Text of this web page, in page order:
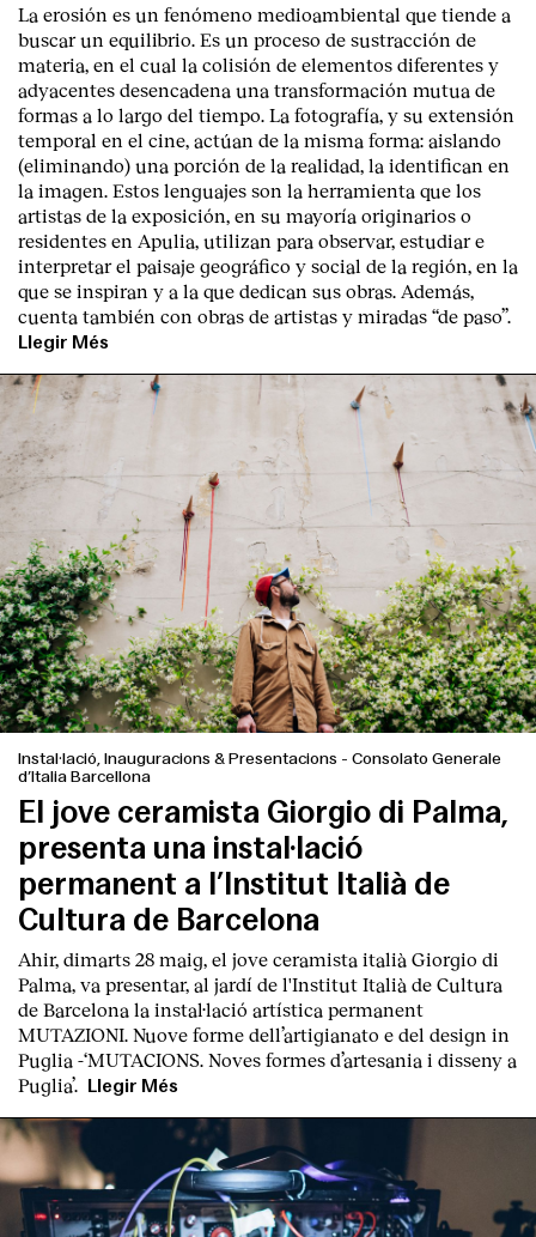
La erosión es un fenómeno medioambiental que tiende a
buscar un equilibrio. Es un proceso de sustracción de
materia, en el cual la colisión de elementos diferentes y
adyacentes desencadena una transformación mutua de
formas a lo largo del tiempo. La fotografía, y su extensión
temporal en el cine, actúan de la misma forma: aislando
(eliminando) una porción de la realidad, la identifican en
la imagen. Estos lenguajes son la herramienta que los
artistas de la exposición, en su mayoría originarios o
residentes en Apulia, utilizan para observar, estudiar e
interpretar el paisaje geográfico y social de la región, en la
que se inspiran y a la que dedican sus obras. Además,
cuenta también con obras de artistas y miradas “de paso”.
Llegir Més
Instal·lació, Inauguracions & Presentacions - Consolato Generale
d’Italia Barcellona
El jove ceramista Giorgio di Palma,
presenta una instal·lació
permanent a l’Institut Italià de
Cultura de Barcelona
Ahir, dimarts 28 maig, el jove ceramista italià Giorgio di
Palma, va presentar, al jardí de l'Institut Italià de Cultura
de Barcelona la instal·lació artística permanent
MUTAZIONI. Nuove forme dell’artigianato e del design in
Puglia -‘MUTACIONS. Noves formes d’artesania i disseny a
Puglia’.
Llegir Més